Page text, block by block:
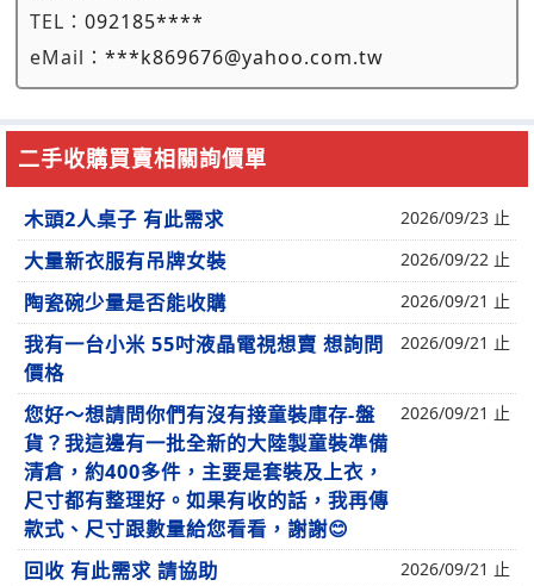
TEL： 092185****
eMail： ***k869676@yahoo.com.tw
二手收購買賣相關詢價單
木頭2人桌子 有此需求 2026/09/23 止
大量新衣服有吊牌女裝 2026/09/22 止
陶瓷碗少量是否能收購 2026/09/21 止
我有一台小米 55吋液晶電視想賣 想詢問
價格
2026/09/21 止
您好～想請問你們有沒有接童裝庫存-盤
貨？我這邊有一批全新的大陸製童裝準備
清倉，約400多件，主要是套裝及上衣，
尺寸都有整理好。如果有收的話，我再傳
款式、尺寸跟數量給您看看，謝謝😊
2026/09/21 止
回收 有此需求 請協助 2026/09/21 止